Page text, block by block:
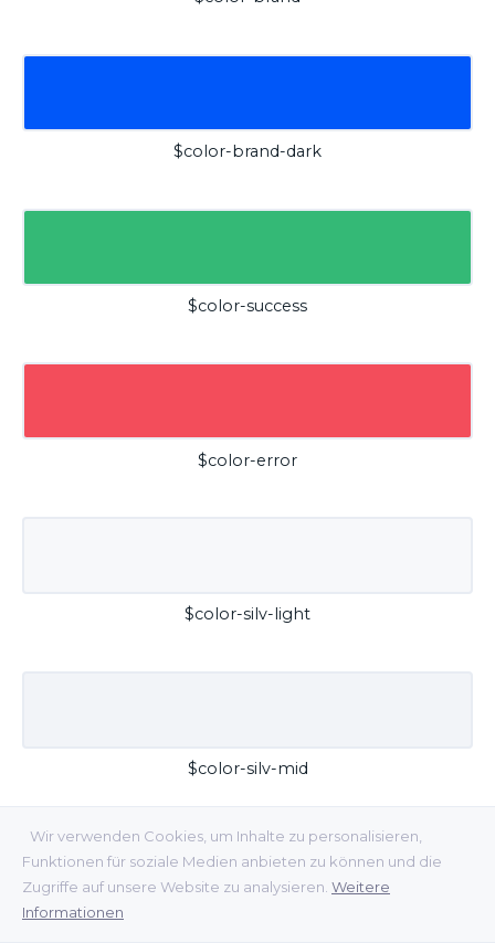
Wir verwenden Cookies, um Inhalte zu personalisieren,
Funktionen für soziale Medien anbieten zu können und die
Zugriffe auf unsere Website zu analysieren. Weitere
Informationen
$color-brand-dark
$color-success
$color-error
$color-silv-light
$color-silv-mid